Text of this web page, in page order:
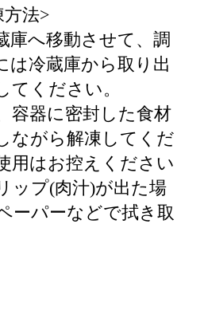
法>
庫へ移動させて、調
は冷蔵庫から取り出
てください。
容器に密封した食材
ながら解凍してくだ
用はお控えください
ップ(肉汁)が出た場
ーパーなどで拭き取